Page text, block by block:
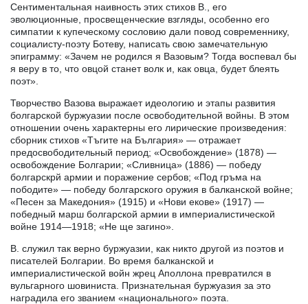
Сентиментальная наивность этих стихов В., его
эволюционные, просвещенческие взгляды, особенно его
симпатии к купеческому сословию дали повод современнику,
социалисту-поэту Ботеву, написать свою замечательную
эпиграмму: «Зачем не родился я Вазовым? Тогда воспевал бы
я веру в то, что овцой станет волк и, как овца, будет блеять
поэт».
Творчество Вазова выражает идеологию и этапы развития
болгарской буржуазии после освободительной войны. В этом
отношении очень характерны его лирические произведения:
сборник стихов «Тъгите на България» — отражает
предосвободительный период; «Освобождение» (1878) —
освобождение Болгарии; «Сливница» (1886) — победу
болгарскрй армии и поражение сербов; «Под гръма на
пободите» — победу болгарского оружия в балканской войне;
«Песен за Македония» (1915) и «Нови екове» (1917) —
победный марш болгарской армии в империалистической
войне 1914—1918; «Не ще загино».
В. служил так верно буржуазии, как никто другой из поэтов и
писателей Болгарии. Во время балканской и
империалистической войн жрец Аполлона превратился в
вульгарного шовиниста. Признательная буржуазия за это
наградила его званием «национального» поэта.